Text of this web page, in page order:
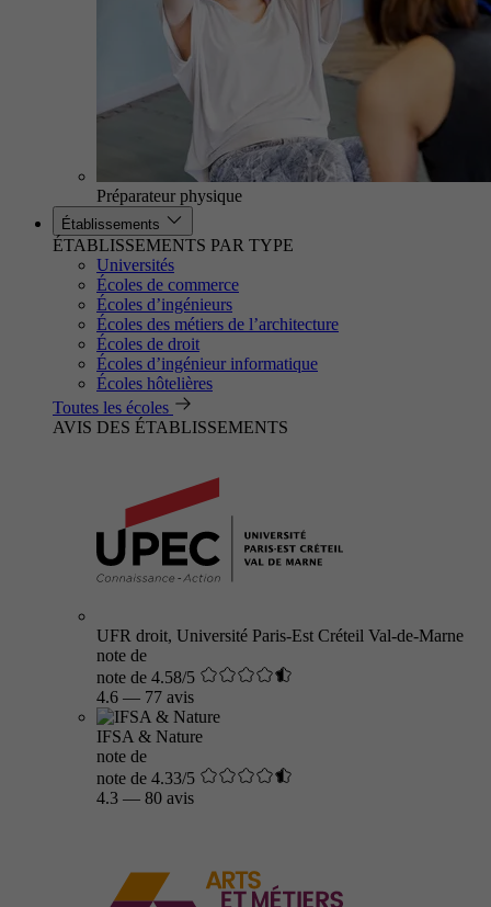
Préparateur physique
Établissements
ÉTABLISSEMENTS PAR TYPE
Universités
Écoles de commerce
Écoles d’ingénieurs
Écoles des métiers de l’architecture
Écoles de droit
Écoles d’ingénieur informatique
Écoles hôtelières
Toutes les écoles
AVIS DES ÉTABLISSEMENTS
UFR droit, Université Paris-Est Créteil Val-de-Marne
note de
note de 4.58/5
4.6 — 77 avis
IFSA & Nature
note de
note de 4.33/5
4.3 — 80 avis